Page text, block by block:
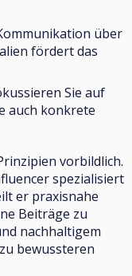
über
fördert das
Sie auf
auch konkrete
vorbildlich.
spezialisiert
er praxisnahe
Beiträge zu
nachhaltigem
bewussteren